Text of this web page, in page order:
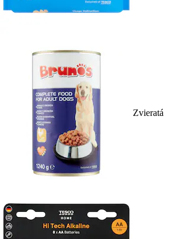
Zvieratá